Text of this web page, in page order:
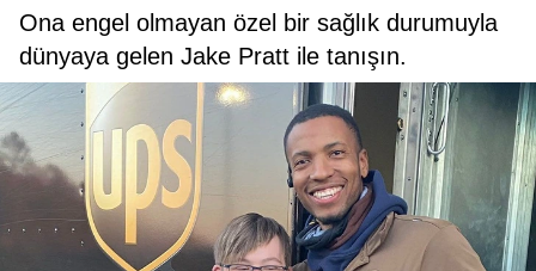
Ona engel olmayan özel bir sağlık durumuyla
dünyaya gelen Jake Pratt ile tanışın.